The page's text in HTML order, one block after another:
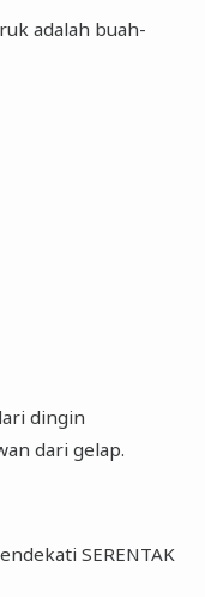
adalah buah-
dingin
dari gelap.
SERENTAK